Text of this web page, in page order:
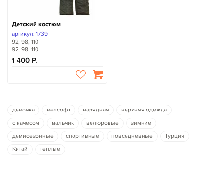
Детский костюм
артикул: 1739
92, 98, 110
92, 98, 110
1 400
девочка велсофт нарядная
верхняя одежда
с начесом
мальчик велюровые
зимние
демисезонные
спортивные повседневные
Турция
Китай
теплые